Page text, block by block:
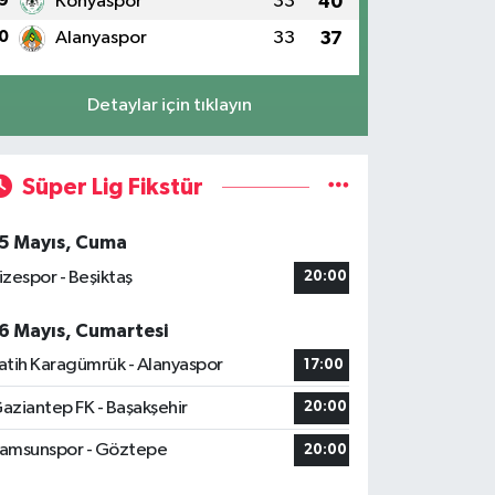
Alanyaspor 33 37
Detaylar için tıklayın
Süper Lig Fikstür
Mayıs, Cuma
- Beşiktaş
20:00
Mayıs, Cumartesi
Karagümrük - Alanyaspor
17:00
FK - Başakşehir 20:00
- Göztepe 20:00